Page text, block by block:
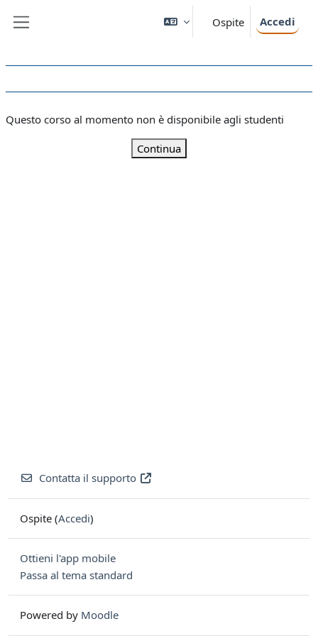
Ospite Accedi
Questo corso al momento non è disponibile agli studenti
Continua
Contatta il supporto
Ospite (Accedi)
Ottieni l'app mobile
Passa al tema standard
Powered by Moodle